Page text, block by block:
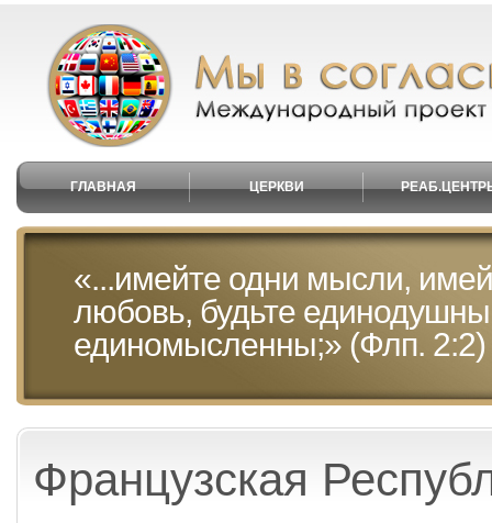
ГЛАВНАЯ ЦЕРКВИ
«...имейте одни мысли,
любовь, будьте
единомысленны;» (Флп. 2:2)
Французская